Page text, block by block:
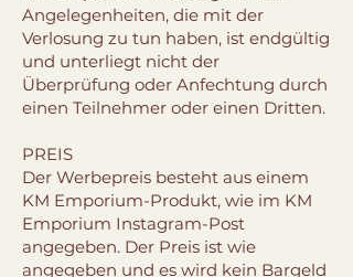
Angelegenheiten, die mit der
Verlosung zu tun haben, ist endgültig
und unterliegt nicht der
Überprüfung oder Anfechtung durch
einen Teilnehmer oder einen Dritten.
PREIS
Der Werbepreis besteht aus einem
KM Emporium-Produkt, wie im KM
Emporium Instagram-Post
angegeben. Der Preis ist wie
angegeben und es wird kein Bargeld